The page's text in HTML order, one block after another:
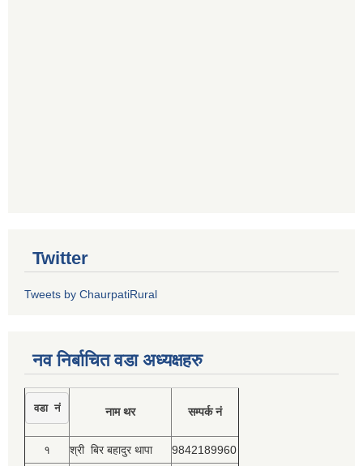
Twitter
Tweets by ChaurpatiRural
नव निर्बाचित वडा अध्यक्षहरु
वडा नं नाम थर सम्पर्क नं
१ श्री बिर बहादुर थापा 9842189960